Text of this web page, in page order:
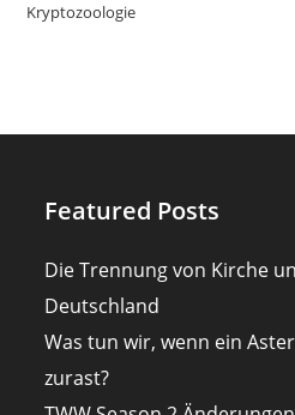
Kryptozoologie
Featured Posts
Die Trennung von Kirche
Deutschland
Was tun wir, wenn ein
zurast?